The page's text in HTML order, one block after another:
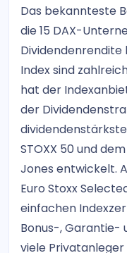
Das bekannteste
die 15 DAX-
Dividendenrendite
Index sind
hat der
der
STOXX 50 und
Jones entwickelt.
Euro Stoxx
einfachen
Bonus-, Garantie-
viele